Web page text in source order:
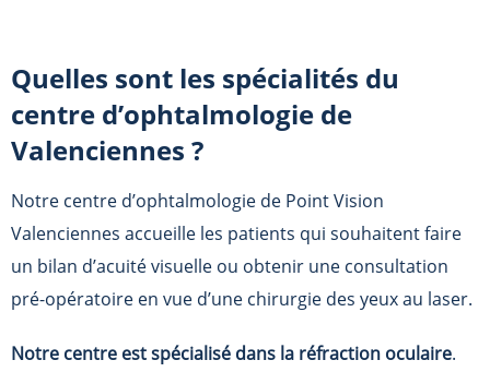
Quelles sont les spécialités du
centre d’ophtalmologie de
Valenciennes ?
Notre centre d’ophtalmologie de Point Vision
Valenciennes accueille les patients qui souhaitent faire
un bilan d’acuité visuelle ou obtenir une consultation
pré-opératoire en vue d’une chirurgie des yeux au laser.
Notre centre est spécialisé dans la réfraction oculaire.